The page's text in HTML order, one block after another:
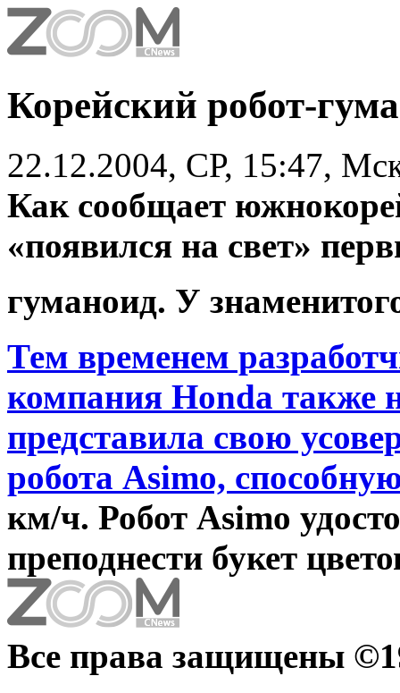
Корейский робот-
22.12.2004, СР, 15:47,
Как сообщает
«появился на свет»
гуманоид. У
Тем временем
компания Honda также
представила свою
робота Asimo,
км/ч. Робот Asimo
преподнести букет
Все права защищены